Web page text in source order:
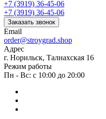
+7 (3919) 36-45-06
+7 (3919) 36-45-06
Заказать звонок
Email
order@stroygrad.shop
Адрес
г. Норильск, Талнахская 16
Режим работы
Пн - Вс: с 10:00 до 20:00